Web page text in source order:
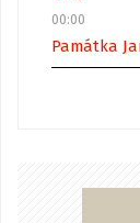
00:00
Památka